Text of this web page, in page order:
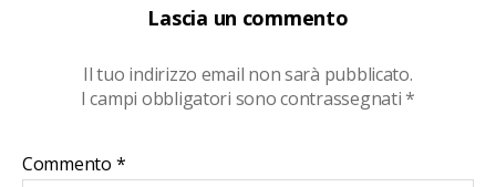
Lascia un commento
Il tuo indirizzo email non sarà pubblicato.
I campi obbligatori sono contrassegnati*
Commento *